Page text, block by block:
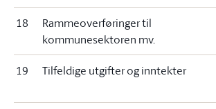
18
Rammeoverføringer til
kommunesektoren mv.
19 Tilfeldige utgifter og inntekter